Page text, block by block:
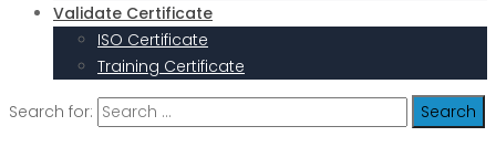
Validate Certificate
ISO Certificate
Training Certificate
Search for: